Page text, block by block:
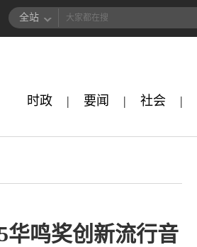
全站
时政 | 要闻 | 社会 |
华鸣奖创新流行音